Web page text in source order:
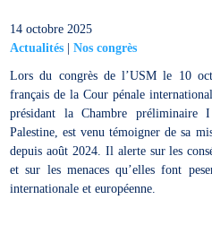
14 octobre 2025
Actualités |Nos congrès
Lors du congrès de l’USM le 10
français de la Cour pénale
présidant la Chambre
Palestine, est venu témoigner de sa
depuis août 2024. Il alerte sur les
et sur les menaces qu’elles font
internationale et européenne.